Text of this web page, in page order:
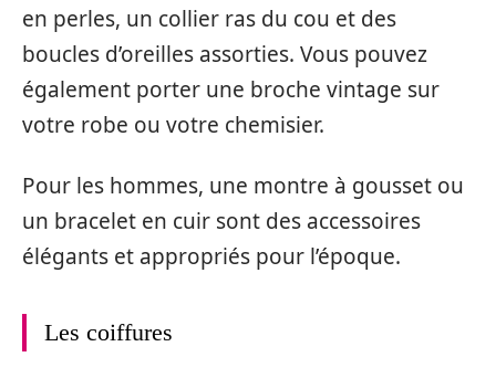
en perles, un collier ras du cou et des
boucles d’oreilles assorties. Vous pouvez
également porter une broche vintage sur
votre robe ou votre chemisier.
Pour les hommes, une montre à gousset ou
un bracelet en cuir sont des accessoires
élégants et appropriés pour l’époque.
Les coiffures